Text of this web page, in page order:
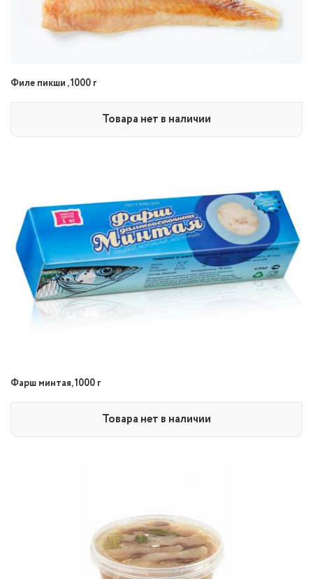
Филе пикши , 1000 г
Товара нет в наличии
Фарш минтая, 1000 г
Товара нет в наличии